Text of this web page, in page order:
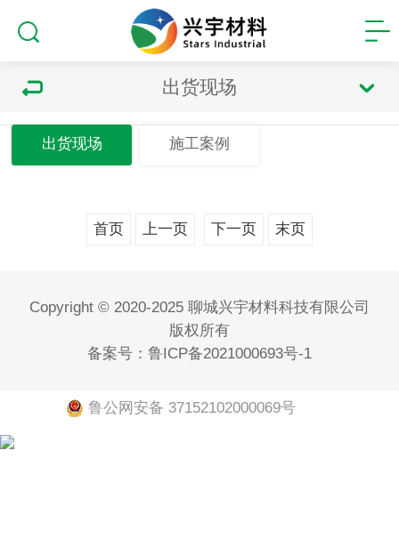
出货现场
出货现场 施工案例
首页 上一页 下一页 末页
Copyright © 2020-2025 聊城兴宇材料科技有限公司
版权所有
备案号： 鲁ICP备2021000693号-1
鲁公网安备 37152102000069号